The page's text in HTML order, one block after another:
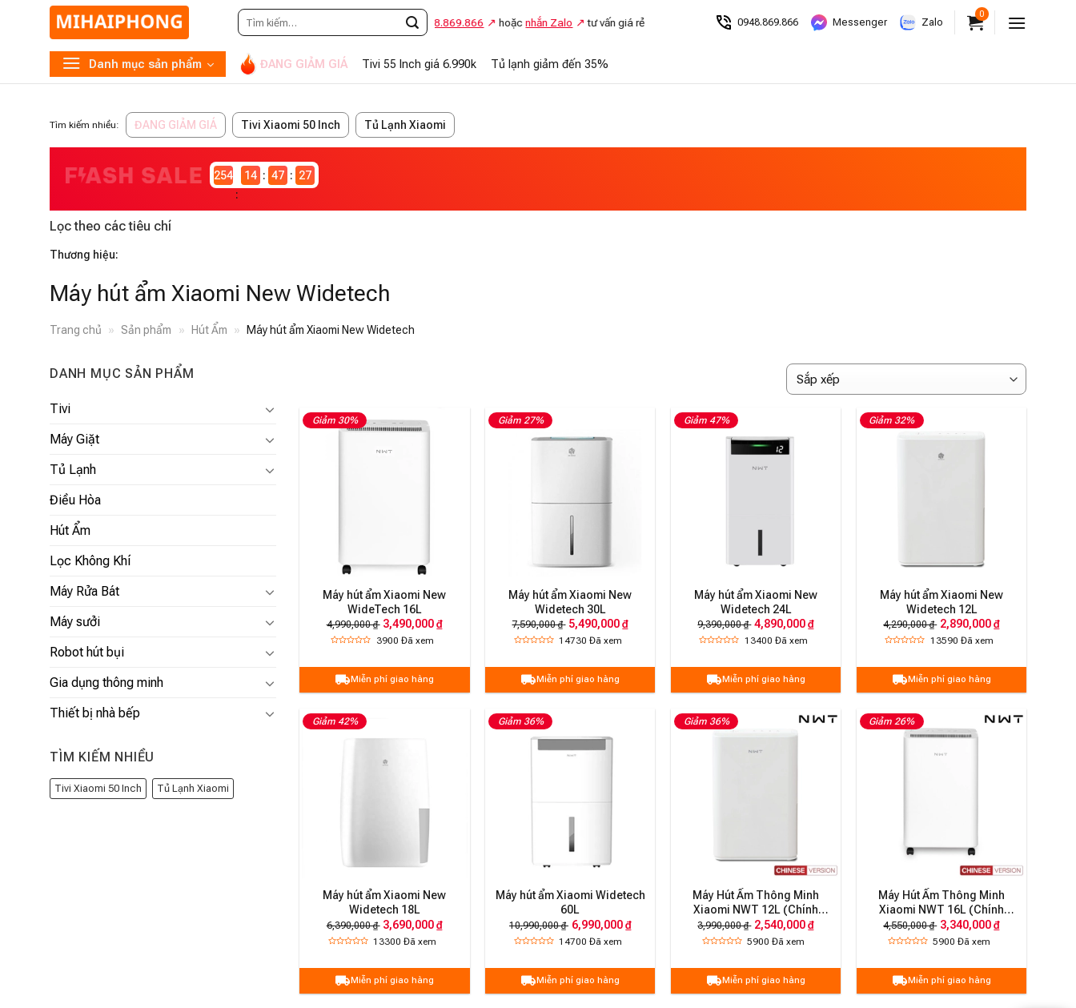
Tìm
kiếm:
0948.869.866 hoặc nhắn Zalo tư vấn giá rẻ 0948.869.866 Messenger Zalo
0
Danh mục sản phẩm ĐANG GIẢM GIÁ Tivi 55 Inch giá 6.990k Tủ lạnh giảm đến 35%
Tìm kiếm nhiều: ĐANG GIẢM GIÁ Tivi Xiaomi 50 Inch Tủ Lạnh Xiaomi
2546982
14 47 27
Lọc theo các tiêu chí
Thương hiệu:
Máy hút ẩm Xiaomi New Widetech
Trang chủ » Sản phẩm » Hút Ẩm » Máy hút ẩm Xiaomi New Widetech
DANH MỤC SẢN PHẨM
Tivi
Máy Giặt
Tủ Lạnh
Điều Hòa
Hút Ẩm
Lọc Không Khí
Máy Rửa Bát
Máy sưởi
Robot hút bụi
Gia dụng thông minh
Thiết bị nhà bếp
TÌM KIẾM NHIỀU
Tivi Xiaomi 50 Inch Tủ Lạnh Xiaomi
Giảm 30%
Máy hút ẩm Xiaomi New
WideTech 16L
4,990,000 ₫ 3,490,000 ₫
3900 Đã xem
Miễn phí giao hàng
Giảm 27%
Máy hút ẩm Xiaomi New
Widetech 30L
7,590,000 ₫ 5,490,000 ₫
14730Đã xem
Miễn phí giao hàng
Giảm 47%
Máy hút ẩm Xiaomi New
Widetech 24L
9,390,000 ₫ 4,890,000 ₫
13400 Đã xem
Miễn phí giao hàng
Giảm 32%
Máy hút ẩm Xiaomi New
Widetech 12L
4,290,000 ₫ 2,890,000 ₫
13590 Đã xem
Miễn phí giao hàng
Giảm 42%
Máy hút ẩm Xiaomi New
Widetech 18L
6,390,000 ₫ 3,690,000 ₫
13300Đã xem
Miễn phí giao hàng
Giảm 36%
Máy hút ẩm Xiaomi Widetech
60L
10,990,000 ₫ 6,990,000 ₫
14700Đã xem
Miễn phí giao hàng
Giảm 36%
Máy Hút Ẩm Thông Minh
Xiaomi NWT 12L (Chính
Hãng)
3,990,000 ₫ 2,540,000 ₫
5900Đã xem
Miễn phí giao hàng
Giảm 26%
Máy Hút Ẩm Thông Minh
Xiaomi NWT 16L (Chính
Hãng)
4,550,000 ₫ 3,340,000 ₫
5900Đã xem
Miễn phí giao hàng